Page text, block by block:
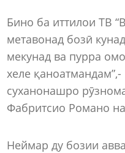
Бино ба иттилои ТВ
метавонад бозӣ
мекунад ва пурра
хеле қаноатмандам”,-
суханонашро
Фабритсио Романо
Неймар ду бозии